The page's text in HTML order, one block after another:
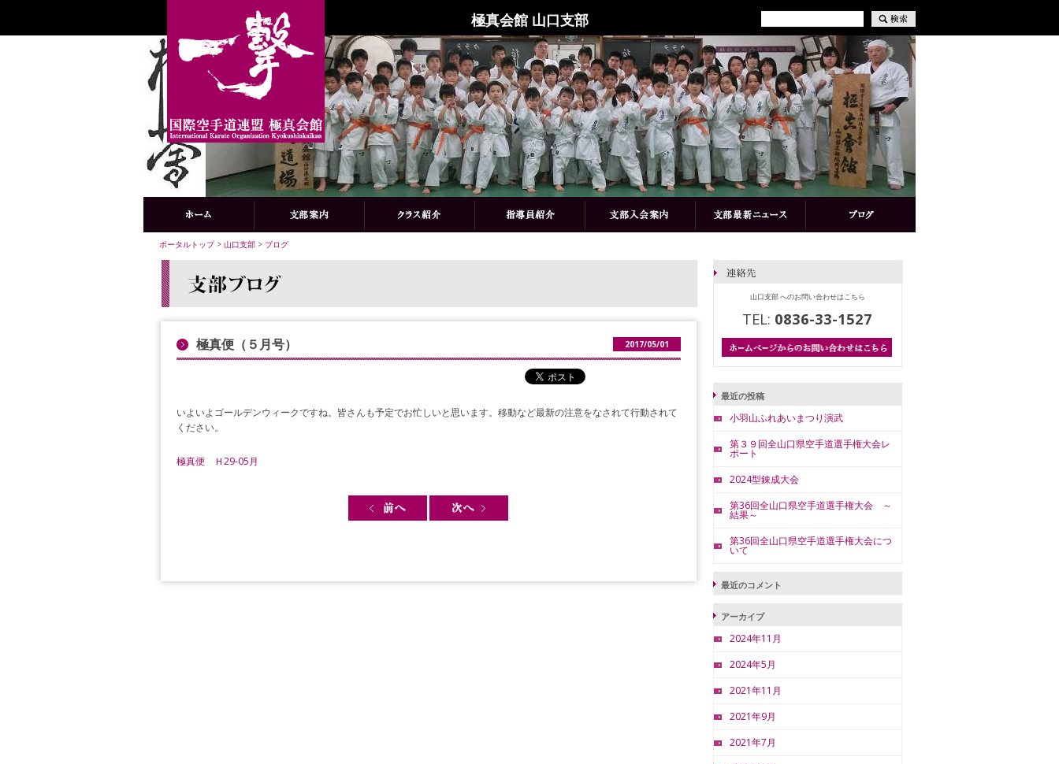
極真会館 山口支部
ポータルトップ> 山口支部 > ブログ
極真便（５月号） 2017/05/01
いよいよゴールデンウィークですね。皆さんも予定でお忙しいと思います。移動など最新の注意をなされて行動されて
ください。
極真便 Ｈ29-05月
山口支部 へのお問い合わせはこちら
TEL: 0836-33-1527
最近の投稿
小羽山ふれあいまつり演武
第３９回全山口県空手道選手権大会レ
ポート
2024型錬成大会
第36回全山口県空手道選手権大会 ～
結果～
第36回全山口県空手道選手権大会につ
いて
最近のコメント
アーカイブ
2024年11月
2024年5月
2021年11月
2021年9月
2021年7月